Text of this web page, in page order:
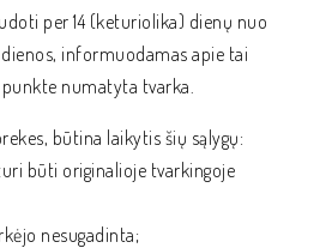
per 14 (keturiolika) dienų nuo
informuodamas apie tai
punkte numatyta tvarka.
būtina laikytis šių sąlygų:
turi būti originalioje tvarkingoje
nesugadinta;